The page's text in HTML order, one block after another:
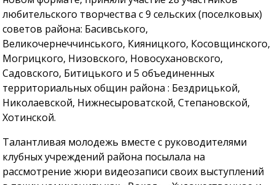
любительского творчества с 9 сельских (поселковых)
советов района: Басивського,
Великочернеччинського, Кияницкого, Косовщинского,
Могрицкого, Низовского, Новосухановского,
Садовского, Битицького и 5 объединенных
территориальных общин района : Бездрицькой,
Николаевской, Нижнесыроватской, Степановской,
Хотинской.
Талантливая молодежь вместе с руководителями
клубных учреждений района посылала на
рассмотрение жюри видеозаписи своих выступлений